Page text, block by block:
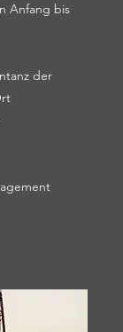
Anfang bis
der